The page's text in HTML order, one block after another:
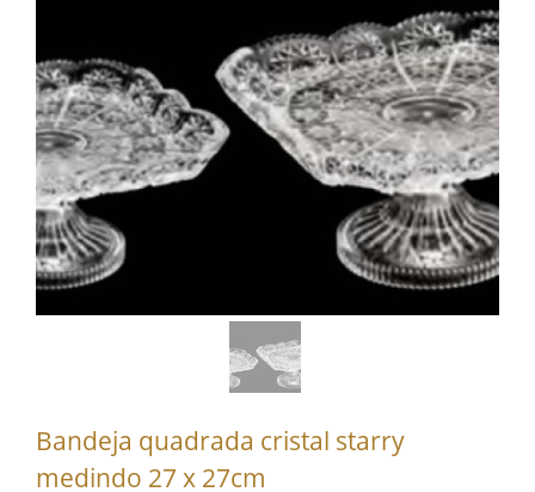
Bandeja quadrada cristal starry
medindo 27 x 27cm